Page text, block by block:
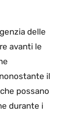
delle
avanti le
il
possano
durante i